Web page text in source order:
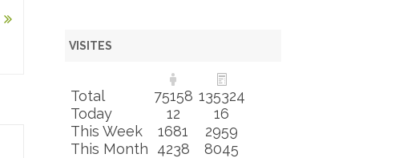
VISITES
Total 75158 135324
Today
12
16
This Week
1681
2959
This Month
4238 8045